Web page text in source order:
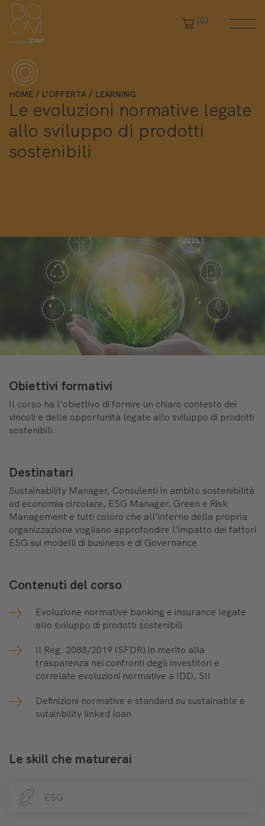
(0)
HOME L'OFFERTA LEARNING
Le evoluzioni normative legate
allo sviluppo di prodotti
sostenibili
Obiettivi formativi
Il corso ha l'obiettivo di fornire un chiaro contesto dei
vincoli e delle opportunità legate allo sviluppo di prodotti
sostenibili.
Destinatari
Sustainability Manager, Consulenti in ambito sostenibilità
ed economia circolare, ESG Manager, Green e Risk
Management e tutti coloro che all’interno della propria
organizzazione vogliano approfondire l’impatto dei fattori
ESG sui modelli di business e di Governance
Contenuti del corso
Evoluzione normative banking e insurance legate
allo sviluppo di prodotti sostenibili
Il Reg. 2088/2019 (SFDR) in merito alla
trasparenza nei confronti degli investitori e
correlate evoluzioni normative a IDD, SII
Definizioni normative e standard su sustainable e
sutainbility linked loan
Le skill che maturerai
ESG